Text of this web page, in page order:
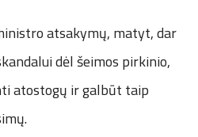
atsakymų, matyt, dar
dėl šeimos pirkinio,
atostogų ir galbūt taip